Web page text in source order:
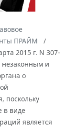
ПРАЙМ
2015 г. N 307-
и
о
поскольку
в виде
является